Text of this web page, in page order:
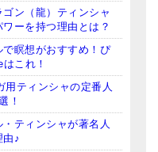
ン（龍）ティンシャ
ーを持つ理由とは？
瞑想がおすすめ！ぴ
これ！
用ティンシャの定番人
！
ティンシャが著名人
由♪